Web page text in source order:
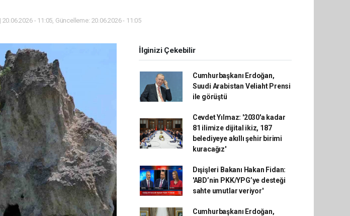
- 11:05, Güncelleme: 20.06.2026 - 11:05
İlginizi Çekebilir
Cumhurbaşkanı Erdoğan,
Suudi Arabistan Veliaht Prensi
ile görüştü
Cevdet Yılmaz: '2030'a kadar
81 ilimize dijital ikiz, 187
belediyeye akıllı şehir birimi
kuracağız'
Dışişleri Bakanı Hakan Fidan:
'ABD’nin PKK/YPG’ye desteği
sahte umutlar veriyor'
Cumhurbaşkanı Erdoğan,